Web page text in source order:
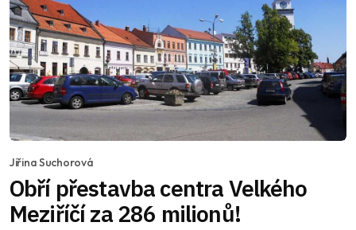
Jiřina Suchorová
Obří přestavba centra Velkého
Meziříčí za 286 milionů!